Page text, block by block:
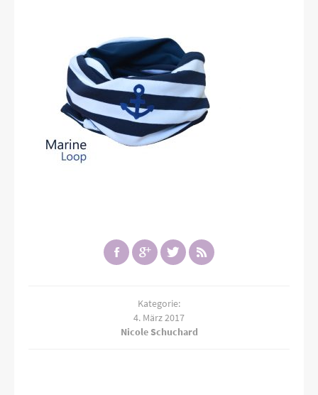
Kategorie:
4. März 2017
Nicole Schuchard